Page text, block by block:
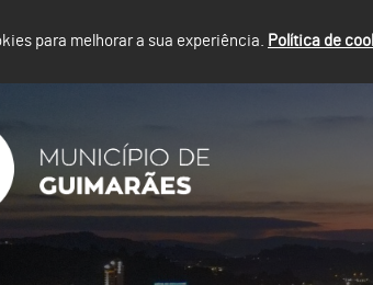
para melhorar a sua experiência. Política de